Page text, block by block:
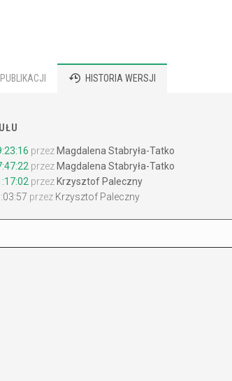
HISTORIA WERSJI
przezMagdalena Stabryła-Tatko
przezMagdalena Stabryła-Tatko
przezKrzysztof Paleczny
przezKrzysztof Paleczny